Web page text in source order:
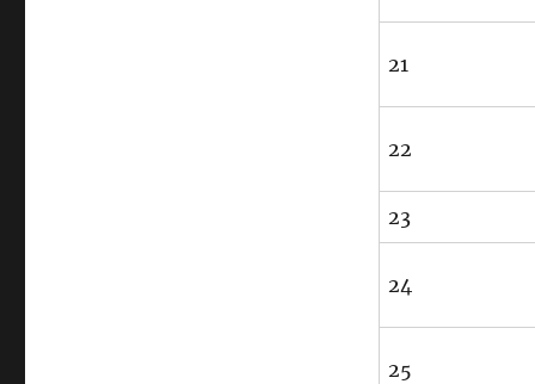
21
22
23
24
25